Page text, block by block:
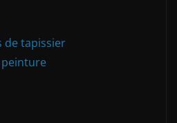
de tapissier
peinture